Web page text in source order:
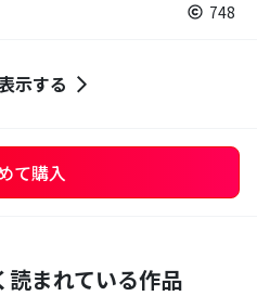
748
示する
て購入
読まれている作品